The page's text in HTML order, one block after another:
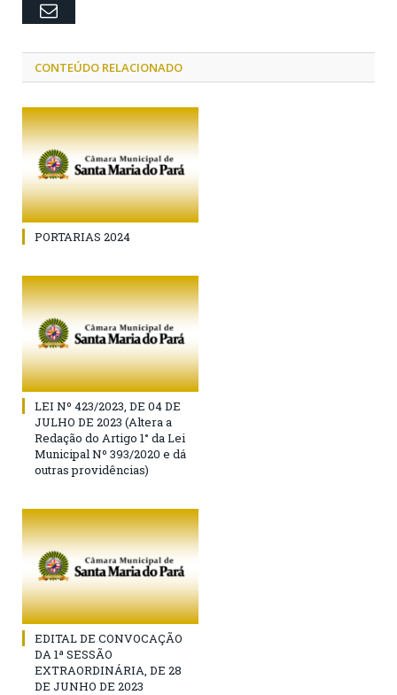
Email
CONTEÚDO RELACIONADO
PORTARIAS 2024
LEI Nº 423/2023, DE 04 DE
JULHO DE 2023 (Altera a
Redação do Artigo 1° da Lei
Municipal Nº 393/2020 e dá
outras providências)
EDITAL DE CONVOCAÇÃO
DA 1ª SESSÃO
EXTRAORDINÁRIA, DE 28
DE JUNHO DE 2023